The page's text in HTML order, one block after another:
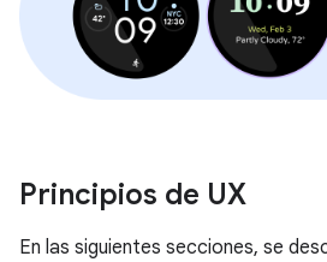
Principios de UX
En las siguientes secciones, se